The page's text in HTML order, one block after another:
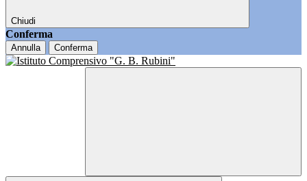
Chiudi
Conferma
Annulla Conferma